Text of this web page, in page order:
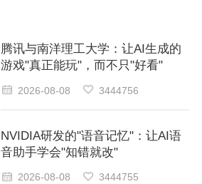
腾讯与南洋理工大学：让AI生成的
游戏"真正能玩"，而不只"好看"
2026-08-08 3444756
NVIDIA研发的"语音记忆"：让AI语
音助手学会"知错就改"
2026-08-08 3444755